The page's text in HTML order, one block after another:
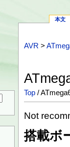
本文
AVR >
Top /
Not
搭載ボ